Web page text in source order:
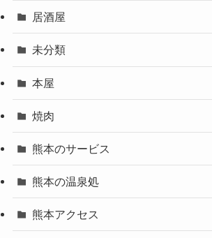
居酒屋
未分類
本屋
焼肉
熊本のサービス
熊本の温泉処
熊本アクセス